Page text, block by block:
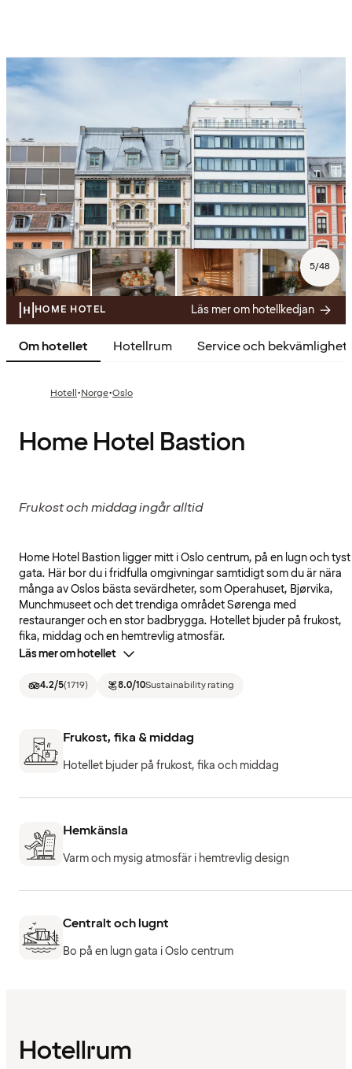
5/48
HOME HOTEL Läs mer om hotellkedjan
Om hotellet Hotellrum Service och
Hotell·Norge·Oslo
Home Hotel Bastion
Frukost och middag ingår alltid
Home Hotel Bastion ligger mitt i Oslo centrum, på en lugn och tyst
gata. Här bor du i fridfulla omgivningar samtidigt som du är nära
många av Oslos bästa sevärdheter, som Operahuset, Bjørvika,
Munchmuseet och det trendiga området Sørenga med
restauranger och en stor badbrygga. Hotellet bjuder på frukost,
fika, middag och en hemtrevlig atmosfär.
Läs mer om hotellet
4.2/5(1719) 8.0/10Sustainability rating
Frukost, fika & middag
Hotellet bjuder på frukost, fika och middag
Hemkänsla
Varm och mysig atmosfär i hemtrevlig design
Centralt och lugnt
Bo på en lugn gata i Oslo centrum
Hotellrum